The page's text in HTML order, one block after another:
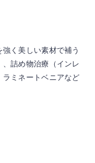
く美しい素材で補う
詰め物治療（インレ
ミネートベニアなど